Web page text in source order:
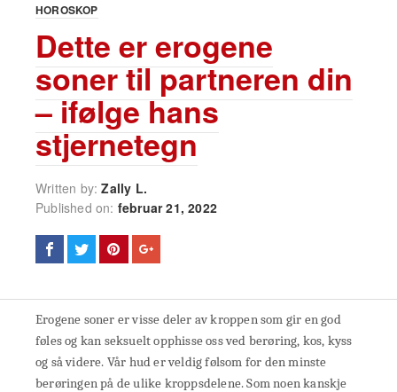
HOROSKOP
Dette er erogene
soner til partneren din
– ifølge hans
stjernetegn
Written by:Zally L.
Published on: februar 21, 2022
Erogene soner er visse deler av kroppen som gir en god
føles og kan seksuelt opphisse oss ved berøring, kos, kyss
og så videre. Vår hud er veldig følsom for den minste
berøringen på de ulike kroppsdelene. Som noen kanskje